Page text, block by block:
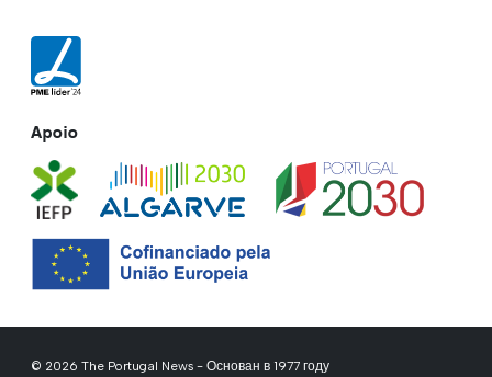
Apoio
© 2026 The Portugal News - Основан в 1977 году